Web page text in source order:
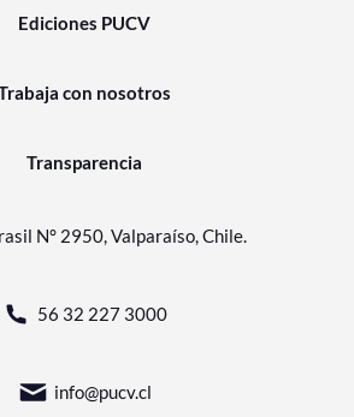
Ediciones PUCV
con nosotros
Transparencia
N° 2950, Valparaíso, Chile.
56 32 227 3000
info@pucv.cl